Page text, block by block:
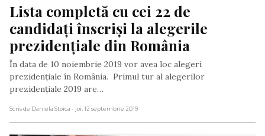
Lista completă cu cei 22 de
candidați înscriși la alegerile
prezidențiale din România
În data de 10 noiembrie 2019 vor avea loc alegeri
prezidențiale în România. Primul tur al alegerilor
prezidențiale 2019 are…
Scris de Daniela Stoica - joi, 12 septembrie 2019